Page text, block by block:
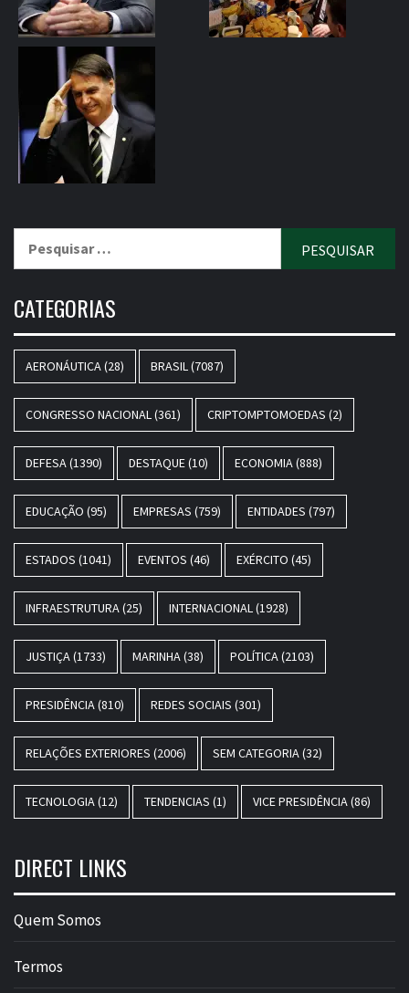
CATEGORIAS
AERONÁUTICA(28) BRASIL(7087)
CONGRESSO NACIONAL(361) CRIPTOMPTOMOEDAS (2)
DEFESA(1390) DESTAQUE(10) ECONOMIA(888)
EDUCAÇÃO (95) EMPRESAS (759) ENTIDADES (797)
ESTADOS (1041) EVENTOS (46) EXÉRCITO (45)
INFRAESTRUTURA(25) INTERNACIONAL(1928)
JUSTIÇA(1733) MARINHA(38) POLÍTICA(2103)
PRESIDÊNCIA(810) REDES SOCIAIS (301)
RELAÇÕES EXTERIORES (2006) SEM CATEGORIA(32)
TECNOLOGIA(12) TENDENCIAS (1) VICE PRESIDÊNCIA(86)
DIRECT LINKS
Quem Somos
Termos